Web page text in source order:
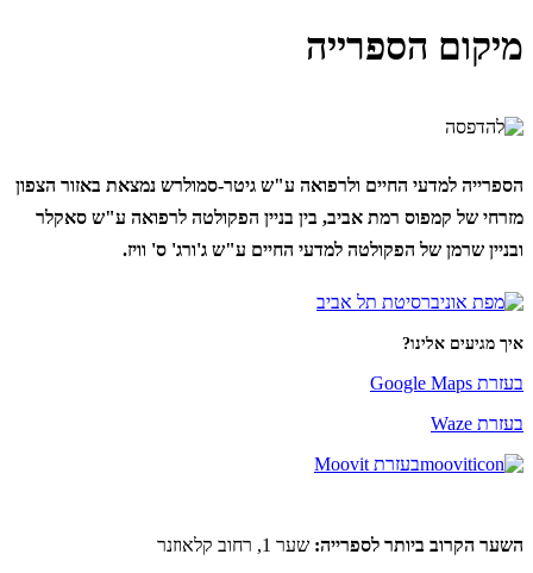
מיקום הספרייה
הספרייה למדעי החיים ולרפואה ע"ש גיטר-סמולרש נמצאת באזור הצפון
מזרחי של קמפוס רמת אביב, בין בניין הפקולטה לרפואה ע"ש סאקלר
ובניין שרמן של הפקולטה למדעי החיים ע"ש ג'ורג' ס' וויז.
איך מגיעים אלינו?
בעזרת Google Maps
בעזרת Waze
בעזרת Moovit
השער הקרוב ביותר לספרייה: שער 1, רחוב קלאוזנר